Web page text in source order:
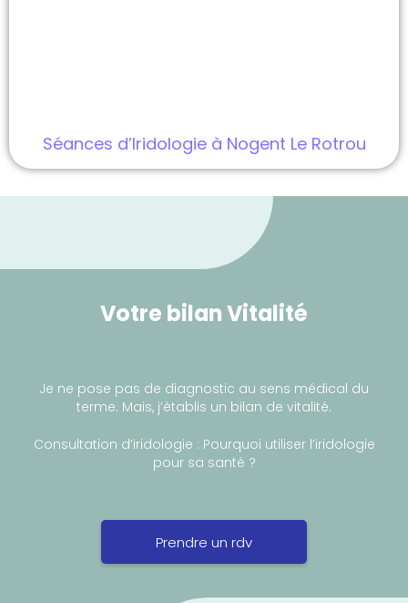
Séances d’Iridologie à Nogent Le Rotrou
Votre bilan Vitalité
Je ne pose pas de diagnostic au sens médical du
terme. Mais, j’établis un bilan de vitalité.
Consultation d’iridologie : Pourquoi utiliser l’iridologie
pour sa santé ?
Prendre un rdv